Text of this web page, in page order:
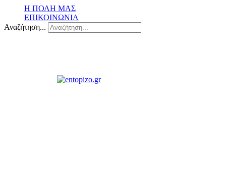
Η ΠΟΛΗ ΜΑΣ
ΕΠΙΚΟΙΝΩΝΙΑ
Αναζήτηση...